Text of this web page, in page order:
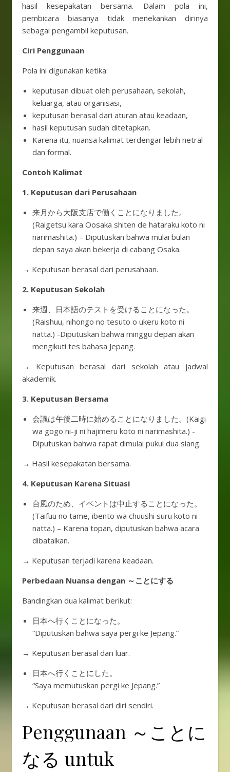
hasil kesepakatan bersama. Dalam pola ini,
pembicara biasanya tidak menekankan dirinya
sebagai pengambil keputusan.
Ciri Penggunaan
Pola ini digunakan ketika:
keputusan dibuat oleh perusahaan, sekolah,
keluarga, atau organisasi,
keputusan berasal dari aturan atau keadaan,
hasil keputusan sudah ditetapkan.
Karena itu, nuansa kalimat terdengar lebih netral
dan formal.
Contoh Kalimat
1. Keputusan dari Perusahaan
来月から大阪支店で働くことになりました。
(Raigetsu kara Oosaka shiten de hataraku koto ni
narimashita.) – Diputuskan bahwa mulai bulan
depan saya akan bekerja di cabang Osaka.
→ Keputusan berasal dari perusahaan.
2. Keputusan Sekolah
来週、日本語のテストを受けることになった。
(Raishuu, nihongo no tesuto o ukeru koto ni
natta.) -Diputuskan bahwa minggu depan akan
mengikuti tes bahasa Jepang.
→ Keputusan berasal dari sekolah atau jadwal
akademik.
3. Keputusan Bersama
会議は午後二時に始めることになりました。(Kaigi
wa gogo ni-ji ni hajimeru koto ni narimashita.) -
Diputuskan bahwa rapat dimulai pukul dua siang.
→ Hasil kesepakatan bersama.
4. Keputusan Karena Situasi
台風のため、イベントは中止することになった。
(Taifuu no tame, ibento wa chuushi suru koto ni
natta.) – Karena topan, diputuskan bahwa acara
dibatalkan.
→ Keputusan terjadi karena keadaan.
Perbedaan Nuansa dengan ～ことにする
Bandingkan dua kalimat berikut:
日本へ行くことになった。
“Diputuskan bahwa saya pergi ke Jepang.”
→ Keputusan berasal dari luar.
日本へ行くことにした。
“Saya memutuskan pergi ke Jepang.”
→ Keputusan berasal dari diri sendiri.
Penggunaan ～ことに
なる untuk